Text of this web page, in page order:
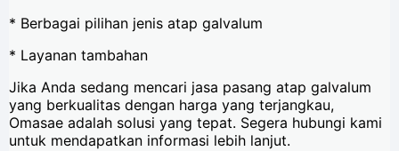
* Berbagai pilihan jenis atap galvalum
* Layanan tambahan
Jika Anda sedang mencari jasa pasang atap galvalum
yang berkualitas dengan harga yang terjangkau,
Omasae adalah solusi yang tepat. Segera hubungi kami
untuk mendapatkan informasi lebih lanjut.